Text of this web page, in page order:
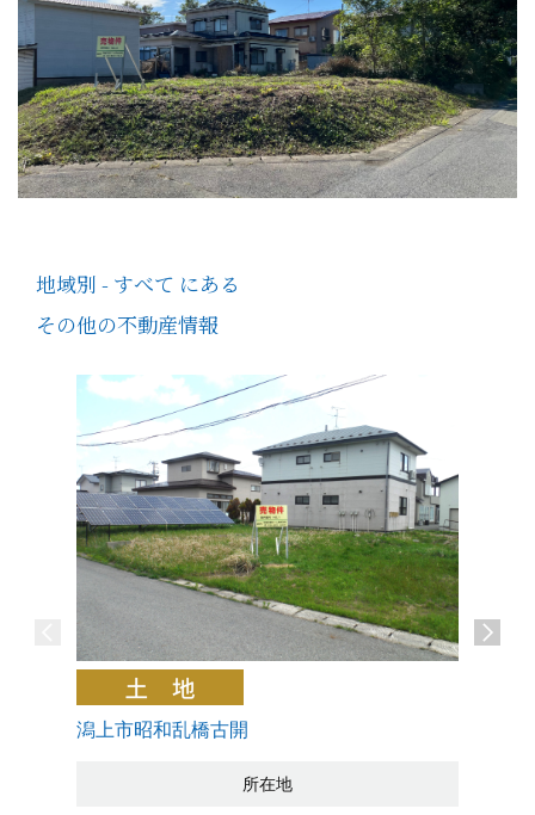
地域別 - すべて にある
その他の不動産情報
潟上市昭和乱橋古開
所在地